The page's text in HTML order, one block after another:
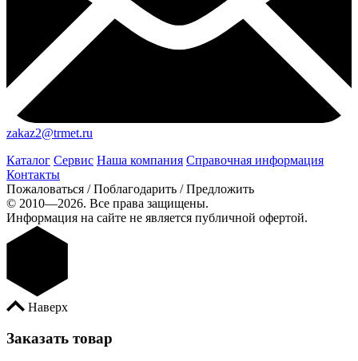
zakaz2@trmet.ru
Каталог Сервис Наша компания Справочная информация
Контакты
Пожаловаться / Поблагодарить / Предложить
© 2010—2026. Все права защищены.
Информация на сайте не является публичной офертой.
Наверх
Заказать товар